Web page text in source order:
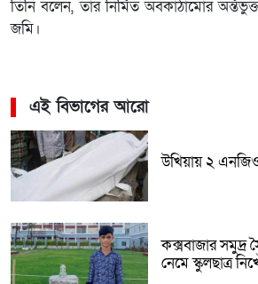
তিনি বলেন, তার নির্মিত অবকাঠামোর
জমি।
এই বিভাগের আরো
উখিয়ায় ২ এনজিও
কক্সবাজার
নেমে স্কুলছাত্র